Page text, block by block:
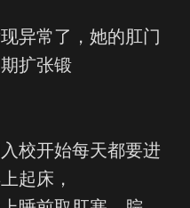
常了，她的肛门
扩张锻
校开始每天都要进
起床，